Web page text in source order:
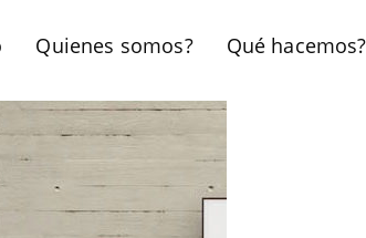
Quienes somos? Qué hacemos?